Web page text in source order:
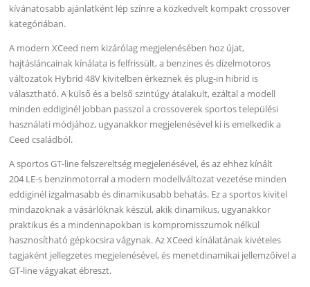
kívánatosabb ajánlatként lép színre a közkedvelt kompakt crossover
kategóriában.
A modern XCeed nem kizárólag megjelenésében hoz újat,
hajtásláncainak kínálata is felfrissült, a benzines és dízelmotoros
változatok Hybrid 48V kivitelben érkeznek és plug-in hibrid is
választható. A külső és a belső szintúgy átalakult, ezáltal a modell
minden eddiginél jobban passzol a crossoverek sportos települési
használati módjához, ugyanakkor megjelenésével ki is emelkedik a
Ceed családból.
A sportos GT-line felszereltség megjelenésével, és az ehhez kínált
204 LE-s benzinmotorral a modern modellváltozat vezetése minden
eddiginél izgalmasabb és dinamikusabb behatás. Ez a sportos kivitel
mindazoknak a vásárlóknak készül, akik dinamikus, ugyanakkor
praktikus és a mindennapokban is kompromisszumok nélkül
hasznosítható gépkocsira vágynak. Az XCeed kínálatának kivételes
tagjaként jellegzetes megjelenésével, és menetdinamikai jellemzőivel a
GT-line vágyakat ébreszt.